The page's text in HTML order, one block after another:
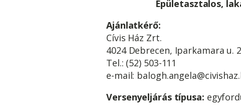
Épületasztalos,
Ajánlatkérő:
Cívis Ház Zrt.
4024 Debrecen, Iparkamara u.
Tel.: (52) 503-111
e-mail:
Versenyeljárás típusa: